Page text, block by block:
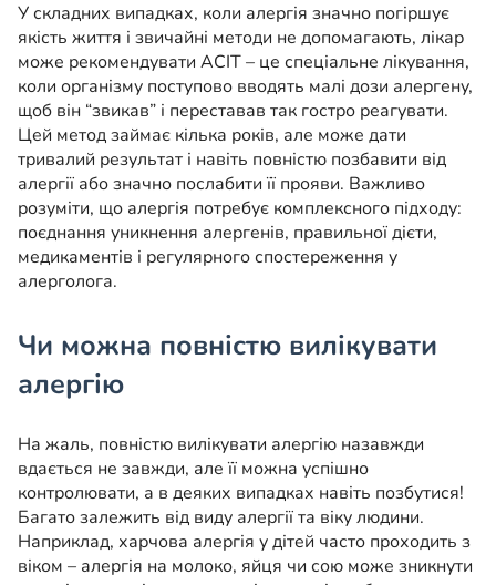
У складних випадках, коли алергія значно погіршує
якість життя і звичайні методи не допомагають, лікар
може рекомендувати АСІТ – це спеціальне лікування,
коли організму поступово вводять малі дози алергену,
щоб він “звикав” і переставав так гостро реагувати.
Цей метод займає кілька років, але може дати
тривалий результат і навіть повністю позбавити від
алергії або значно послабити її прояви. Важливо
розуміти, що алергія потребує комплексного підходу:
поєднання уникнення алергенів, правильної дієти,
медикаментів і регулярного спостереження у
алерголога.
Чи можна повністю вилікувати
алергію
На жаль, повністю вилікувати алергію назавжди
вдається не завжди, але її можна успішно
контролювати, а в деяких випадках навіть позбутися!
Багато залежить від виду алергії та віку людини.
Наприклад, харчова алергія у дітей часто проходить з
віком – алергія на молоко, яйця чи сою може зникнути